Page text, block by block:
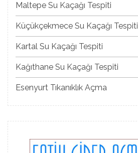
Maltepe Su Kaçağı Tespiti
Küçükçekmece Su Kaçağı Tespiti
Kartal Su Kaçağı Tespiti
Kağıthane Su Kaçağı Tespiti
Esenyurt Tıkanıklık Açma